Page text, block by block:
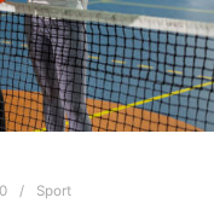
Sport